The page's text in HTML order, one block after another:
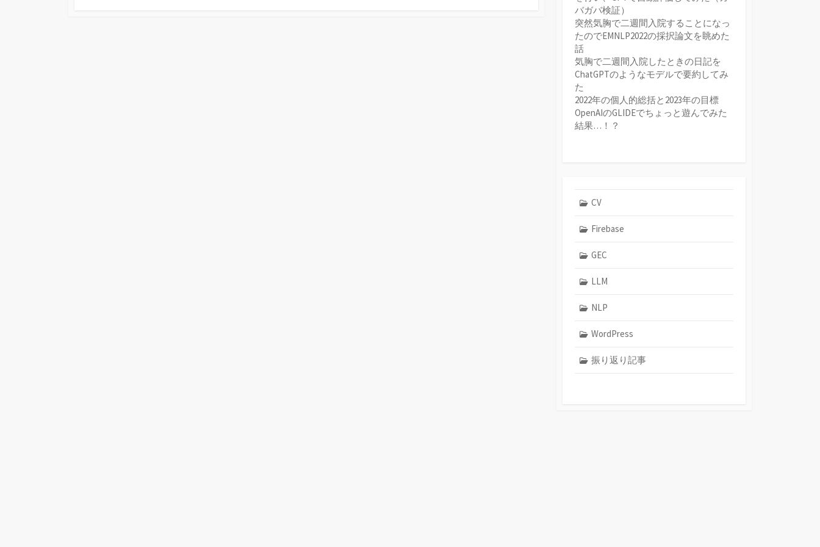
バガバ検証）
突然気胸で二週間入院することになっ
たのでEMNLP2022の採択論文を眺めた
話
気胸で二週間入院したときの日記を
ChatGPTのようなモデルで要約してみ
た
2022年の個人的総括と2023年の目標
OpenAIのGLIDEでちょっと遊んでみた
結果…！？
CV
Firebase
GEC
LLM
NLP
WordPress
振り返り記事